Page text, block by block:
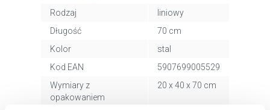
Rodzaj
liniowy
Długość
70 cm
Kolor
stal
Kod EAN
5907699005529
Wymiary z
opakowaniem
20 x 40 x 70 cm